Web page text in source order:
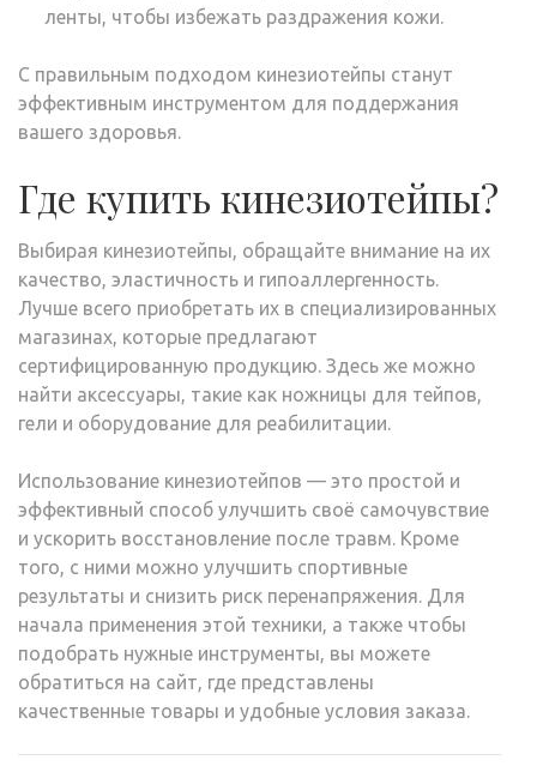
ленты, чтобы избежать раздражения кожи.
С правильным подходом кинезиотейпы станут
эффективным инструментом для поддержания
вашего здоровья.
Где купить кинезиотейпы?
Выбирая кинезиотейпы, обращайте внимание на их
качество, эластичность и гипоаллергенность.
Лучше всего приобретать их в специализированных
магазинах, которые предлагают
сертифицированную продукцию. Здесь же можно
найти аксессуары, такие как ножницы для тейпов,
гели и оборудование для реабилитации.
Использование кинезиотейпов — это простой и
эффективный способ улучшить своё самочувствие
и ускорить восстановление после травм. Кроме
того, с ними можно улучшить спортивные
результаты и снизить риск перенапряжения. Для
начала применения этой техники, а также чтобы
подобрать нужные инструменты, вы можете
обратиться на сайт, где представлены
качественные товары и удобные условия заказа.